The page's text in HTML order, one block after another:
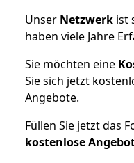
Unser Netzwerk ist
haben viele Jahre
Sie möchten eine
Sie sich jetzt
Angebote.
Füllen Sie jetzt das
kostenlose